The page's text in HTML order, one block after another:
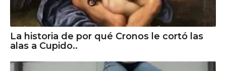
La historia de por qué Cronos le cortó las
alas a Cupido..